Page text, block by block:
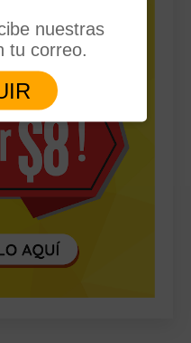
nuestras
tu correo.